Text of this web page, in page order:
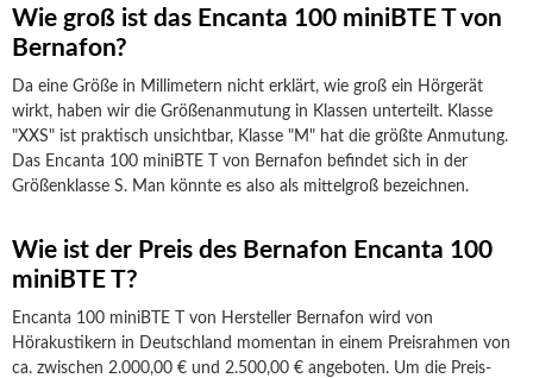
Wie groß ist das Encanta 100 miniBTE T von
Bernafon?
Da eine Größe in Millimetern nicht erklärt, wie groß ein Hörgerät
wirkt, haben wir die Größenanmutung in Klassen unterteilt. Klasse
"XXS" ist praktisch unsichtbar, Klasse "M" hat die größte Anmutung.
Das Encanta 100 miniBTE T von Bernafon befindet sich in der
Größenklasse S. Man könnte es also als mittelgroß bezeichnen.
Wie ist der Preis des Bernafon Encanta 100
miniBTE T?
Encanta 100 miniBTE T von Hersteller Bernafon wird von
Hörakustikern in Deutschland momentan in einem Preisrahmen von
ca. zwischen 2.000,00 € und 2.500,00 € angeboten. Um die Preis-